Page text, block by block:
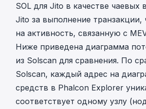
SOL для Jito в качестве чаевых
Jito за выполнение транзакции,
на активность, связанную с
Ниже приведена диаграмма
из Solscan для сравнения. По
Solscan, каждый адрес на
средств в Phalcon Explorer
соответствует одному узлу